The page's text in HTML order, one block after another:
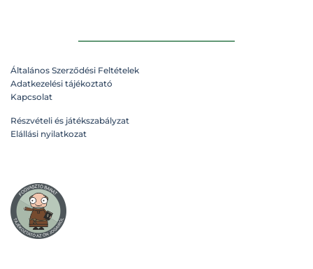
Általános Szerződési Feltételek
Adatkezelési tájékoztató
Kapcsolat
Részvételi és játékszabályzat
Elállási nyilatkozat